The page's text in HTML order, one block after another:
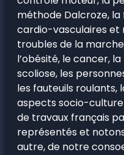
méthode Dalcroze,
cardio-vasculaires et
troubles de la
l’obésité, le cancer,
scoliose, les
les fauteuils
aspects socio-
de travaux français
représentés et
autre, de notre